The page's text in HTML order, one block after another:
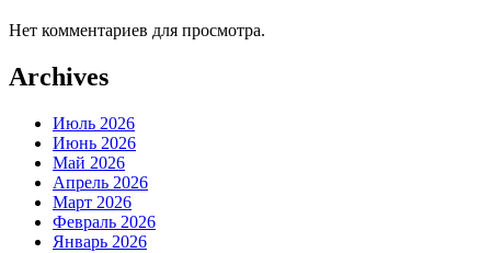
Нет комментариев для просмотра.
Archives
Июль 2026
Июнь 2026
Май 2026
Апрель 2026
Март 2026
Февраль 2026
Январь 2026